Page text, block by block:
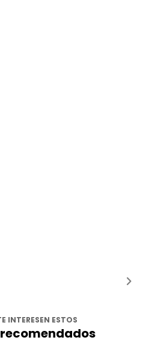
INTERESEN ESTOS